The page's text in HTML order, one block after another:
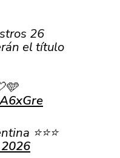
26
el título
⭐⭐⭐